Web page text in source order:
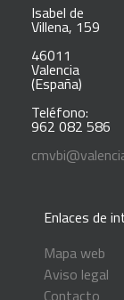
Isabel de
Villena, 159
46011
Valencia
(España)
Teléfono:
962 082 586
Enlaces de
Mapa web
Aviso legal
Contacto